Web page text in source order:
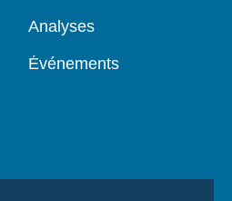
Analyses
Événements